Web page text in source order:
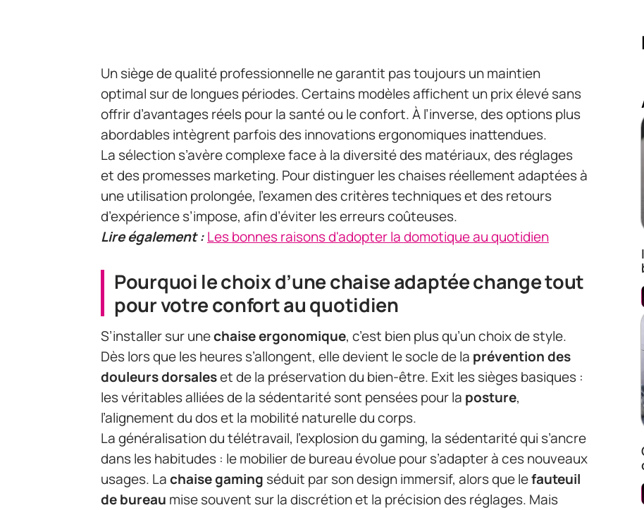
Un siège de qualité professionnelle ne garantit pas toujours un maintien
optimal sur de longues périodes. Certains modèles affichent un prix élevé sans
offrir d’avantages réels pour la santé ou le confort. À l’inverse, des options plus
abordables intègrent parfois des innovations ergonomiques inattendues.
La sélection s’avère complexe face à la diversité des matériaux, des réglages
et des promesses marketing. Pour distinguer les chaises réellement adaptées à
une utilisation prolongée, l’examen des critères techniques et des retours
d’expérience s’impose, afin d’éviter les erreurs coûteuses.
Lire également :Les bonnes raisons d'adopter la domotique au quotidien
Pourquoi le choix d’une chaise adaptée change tout
pour votre confort au quotidien
S’installer sur unechaise ergonomique, c’est bien plus qu’un choix de style.
Dès lors que les heures s’allongent, elle devient le socle de la prévention des
douleurs dorsaleset de la préservation du bien-être. Exit les sièges basiques :
les véritables alliées de la sédentarité sont pensées pour la posture,
l’alignement du dos et la mobilité naturelle du corps.
La généralisation du télétravail, l’explosion du gaming, la sédentarité qui s’ancre
dans les habitudes : le mobilier de bureau évolue pour s’adapter à ces nouveaux
usages. Lachaise gaming séduit par son design immersif, alors que lefauteuil
de bureau mise souvent sur la discrétion et la précision des réglages. Mais